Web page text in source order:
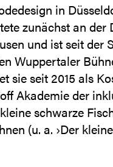
in
zunächst an der
und ist seit der
Wuppertaler
sie seit 2015 als
Akademie der
schwarze
(u. a. ›Der